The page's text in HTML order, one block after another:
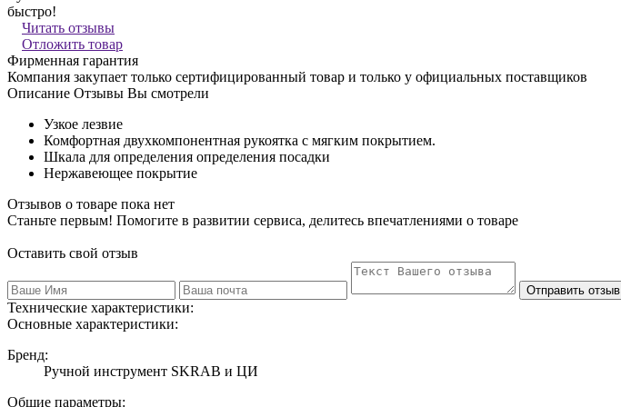
быстро!
Читать отзывы
Отложить товар
Фирменная гарантия
Компания закупает только сертифицированный товар и только у официальных поставщиков
Описание Отзывы Вы смотрели
Узкое лезвие
Комфортная двухкомпонентная рукоятка с мягким покрытием.
Шкала для определения определения посадки
Нержавеющее покрытие
Отзывов о товаре пока нет
Станьте первым! Помогите в развитии сервиса, делитесь впечатлениями о товаре
Оставить свой отзыв
Отправить отзыв
Технические характеристики:
Основные характеристики:
Бренд:
Ручной инструмент SKRAB и ЦИ
Общие параметры: